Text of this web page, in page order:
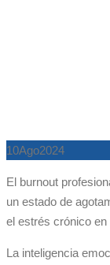
10Ago2024
El burnout
un estado de
el estrés crónico en
La inteligencia